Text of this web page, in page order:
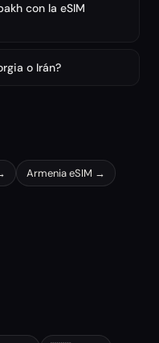
con la eSIM
o Irán?
ArmeniaeSIM →